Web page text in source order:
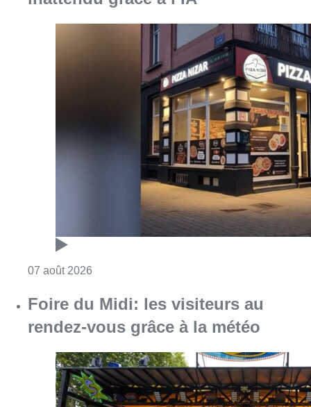
07 août 2026
Foire du Midi: les visiteurs au
rendez-vous grâce à la météo